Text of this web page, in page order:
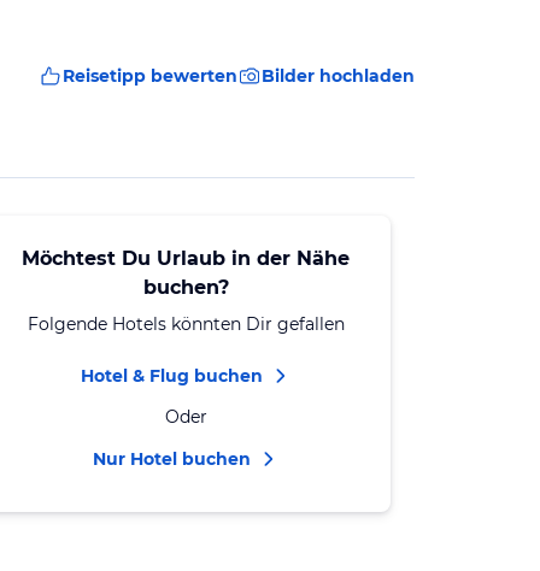
Reisetipp bewerten Bilder hochladen
Möchtest Du Urlaub in der Nähe
buchen?
Folgende Hotels könnten Dir gefallen
Hotel & Flug buchen
Oder
Nur Hotel buchen